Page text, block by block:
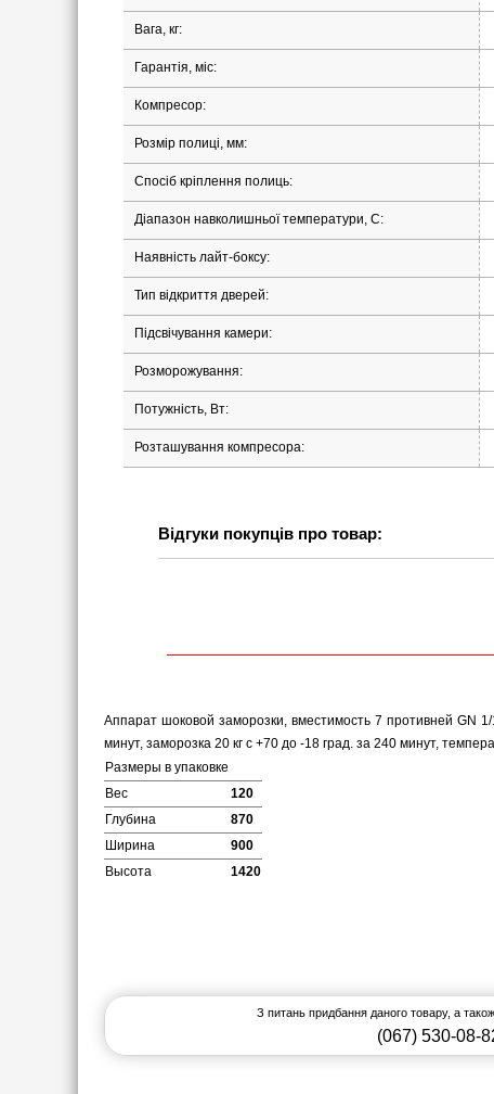
Вага, кг:
Гарантія, міс:
Компресор:
Розмір полиці, мм:
Спосіб кріплення полиць:
Діапазон навколишньої температури, С:
Наявність лайт-боксу:
Тип відкриття дверей:
Підсвічування камери:
Розморожування:
Потужність, Вт:
Розташування компресора:
Відгуки покупців про товар:
Аппарат шоковой заморозки, вместимость 7 противней
минут, заморозка 20 кг с +70 до -18 град. за 240 минут,
Размеры в упаковке
Вес
120
Глубина
870
Ширина
900
Высота
1420
З питань придбання даного товару, а
(067) 530-08-